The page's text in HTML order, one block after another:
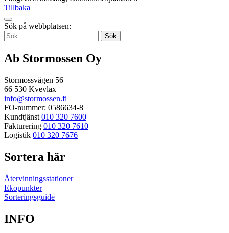
Tillbaka
Tillbaka
up
Sök på webbplatsen:
Sök
efter:
Ab Stormossen Oy
Stormossvägen 56
66 530 Kvevlax
info@stormossen.fi
FO-nummer: 0586634-8
Kundtjänst 010 320 7600
Fakturering 010 320 7610
Logistik 010 320 7676
Sortera här
Återvinningsstationer
Ekopunkter
Sorteringsguide
INFO